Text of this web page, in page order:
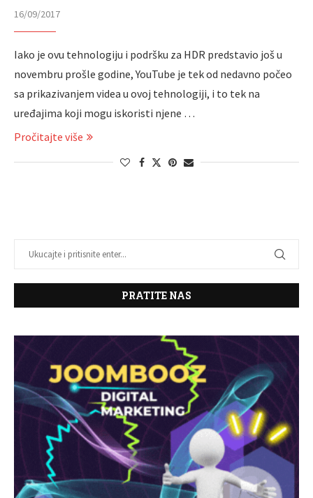
16/09/2017
Iako je ovu tehnologiju i podršku za HDR predstavio još u
novembru prošle godine, YouTube je tek od nedavno počeo
sa prikazivanjem videa u ovoj tehnologiji, i to tek na
uređajima koji mogu iskoristi njene …
Pročitajte više
PRATITE NAS